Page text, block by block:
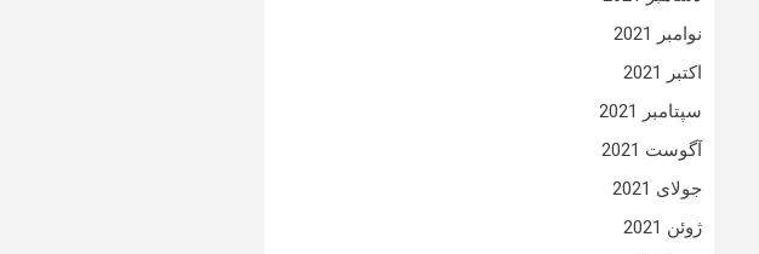
نوامبر 2021
اکتبر 2021
سپتامبر 2021
آگوست 2021
جولای 2021
ژوئن 2021